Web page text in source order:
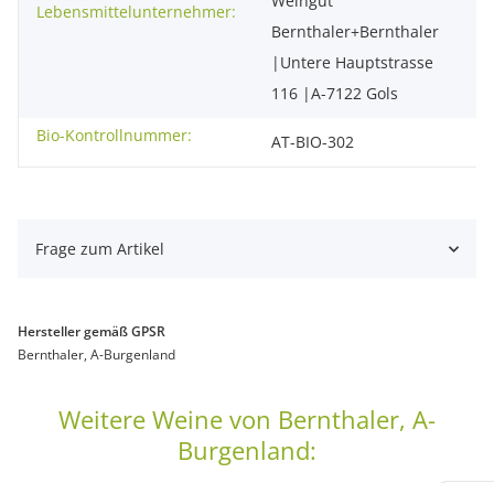
Lebensmittelunternehmer:
Bernthaler+Bernthaler
|Untere Hauptstrasse
116 |A-7122 Gols
Bio-Kontrollnummer:
AT-BIO-302
Frage zum Artikel
Hersteller gemäß GPSR
Bernthaler, A-Burgenland
Weitere Weine von Bernthaler, A-
Burgenland: